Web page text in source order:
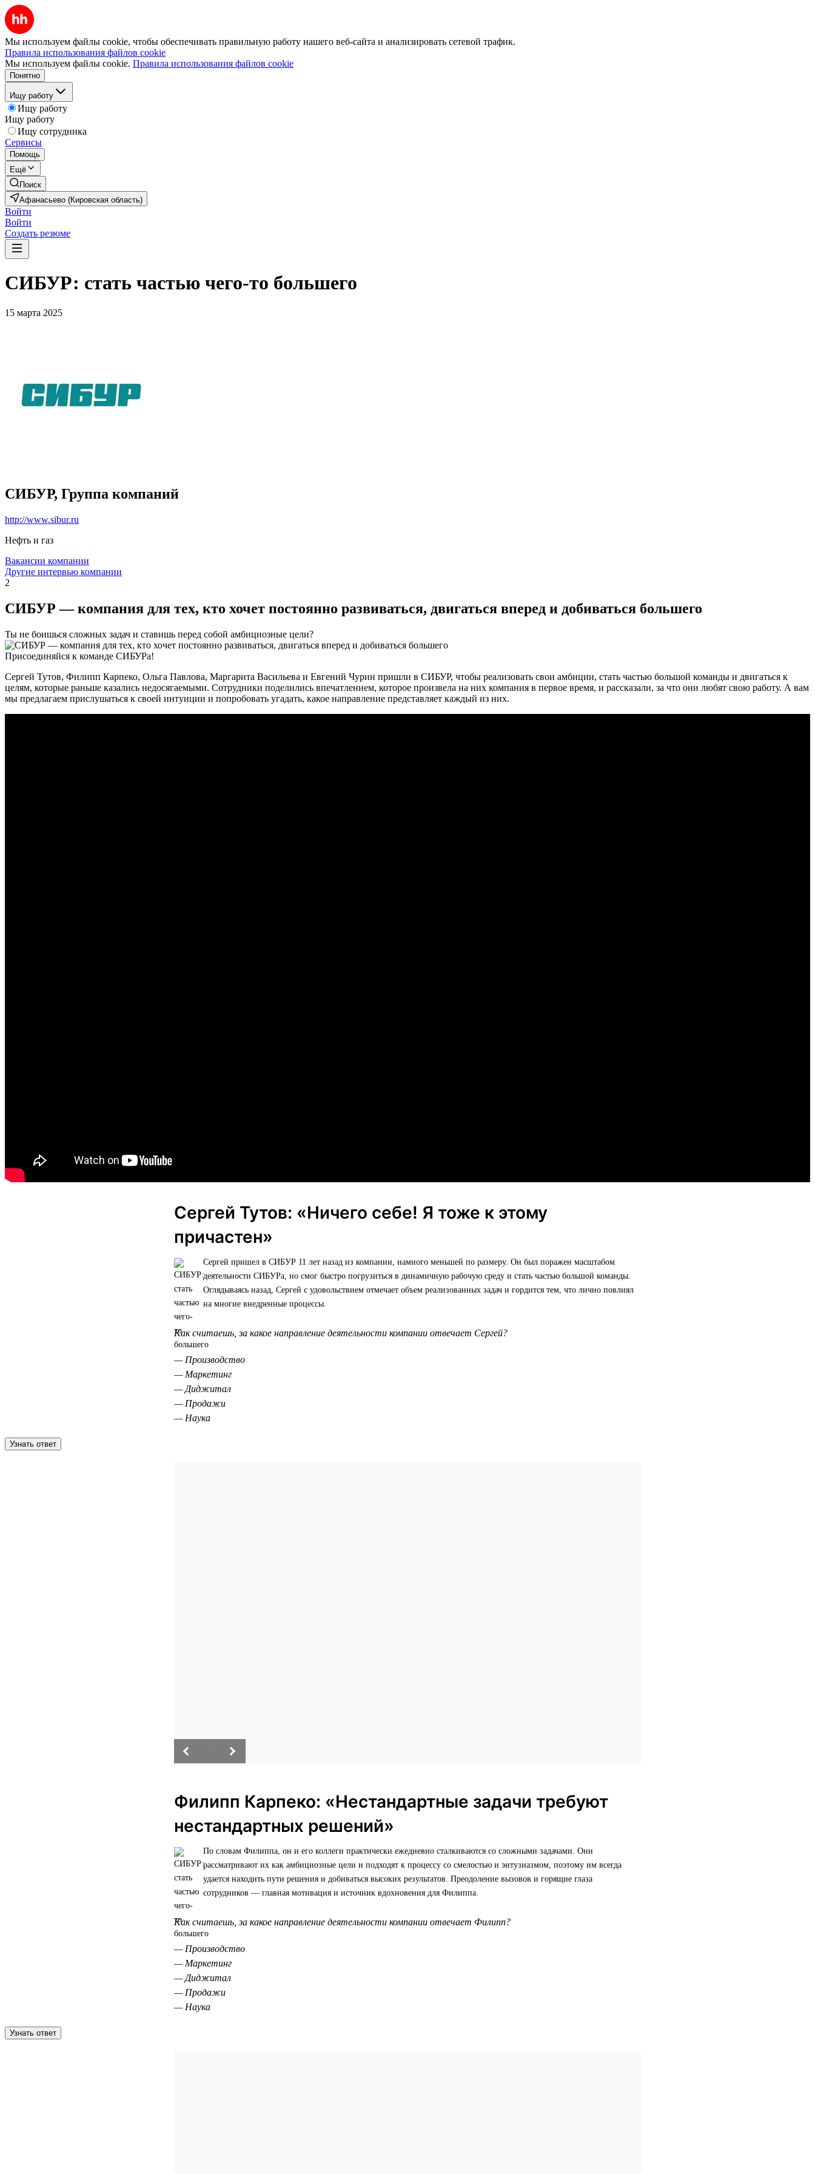
Мы используем файлы cookie, чтобы обеспечивать правильную работу нашего веб-сайта и анализировать сетевой трафик.
Правила использования файлов cookie
Мы используем файлы cookie. Правила использования файлов cookie
Понятно
Ищу работу
Ищу работу
Ищу работу
Ищу сотрудника
Сервисы
Помощь
Ещё
Поиск
Афанасьево (Кировская область)
Войти
Войти
Создать резюме
СИБУР: стать частью чего-то большего
15 марта 2025
СИБУР, Группа компаний
http://www.sibur.ru
Нефть и газ
Вакансии компании
Другие интервью компании
2
СИБУР — компания для тех, кто хочет постоянно развиваться, двигаться вперед и добиваться большего
Ты не боишься сложных задач и ставишь перед собой амбициозные цели?
Присоединяйся к команде СИБУРа!
Сергей Тутов, Филипп Карпеко, Ольга Павлова, Маргарита Васильева и Евгений Чурин пришли в СИБУР, чтобы реализовать свои амбиции, стать частью большой команды и двигаться к
целям, которые раньше казались недосягаемыми. Сотрудники поделились впечатлением, которое произвела на них компания в первое время, и рассказали, за что они любят свою работу. А вам
мы предлагаем прислушаться к своей интуиции и попробовать угадать, какое направление представляет каждый из них.
Сергей Тутов: «Ничего себе! Я тоже к этому
причастен»
Сергей пришел в СИБУР 11 лет назад из компании, намного меньшей по размеру. Он был поражен масштабом
деятельности СИБУРа, но смог быстро погрузиться в динамичную рабочую среду и стать частью большой команды.
Оглядываясь назад, Сергей с удовольствием отмечает объем реализованных задач и гордится тем, что лично повлиял
на многие внедренные процессы.
Как считаешь, за какое направление деятельности компании отвечает Сергей?
— Производство
— Маркетинг
— Диджитал
— Продажи
— Наука
Узнать ответ
Филипп Карпеко: «Нестандартные задачи требуют
нестандартных решений»
По словам Филиппа, он и его коллеги практически ежедневно сталкиваются со сложными задачами. Они
рассматривают их как амбициозные цели и подходят к процессу со смелостью и энтузиазмом, поэтому им всегда
удается находить пути решения и добиваться высоких результатов. Преодоление вызовов и горящие глаза
сотрудников — главная мотивация и источник вдохновения для Филиппа.
Как считаешь, за какое направление деятельности компании отвечает Филипп?
— Производство
— Маркетинг
— Диджитал
— Продажи
— Наука
Узнать ответ